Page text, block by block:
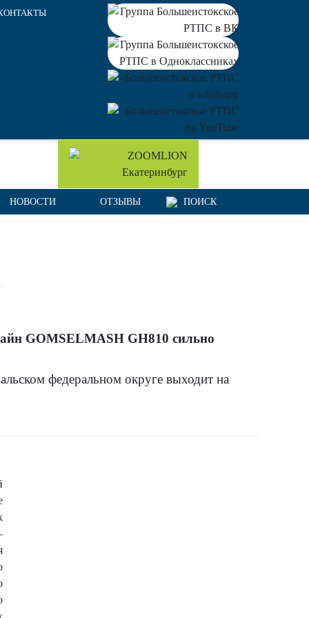
НОВОСТИ ОТЗЫВЫ ПОИСК
GOMSELMASH GH810 сильно
федеральном округе выходит на
намолотили более 6 млн тонн зерновых
в быстрой и качественной уборке
Например, зерноуборочный